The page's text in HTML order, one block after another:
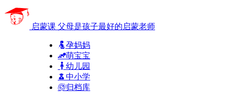
启蒙课 父母是孩子最好的启蒙老师
孕妈妈
萌宝宝
幼儿园
中小学
归档库